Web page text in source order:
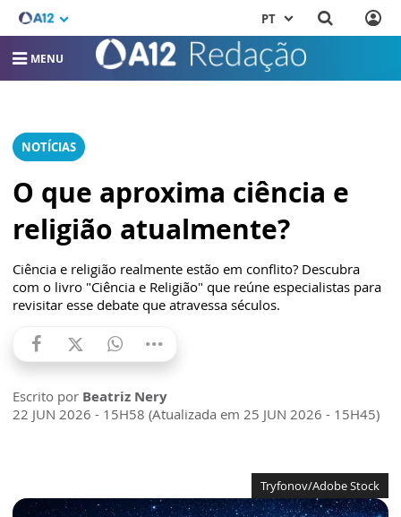
PT
MENU
NOTÍCIAS
O que aproxima ciência e
religião atualmente?
Ciência e religião realmente estão em conflito? Descubra
com o livro "Ciência e Religião" que reúne especialistas para
revisitar esse debate que atravessa séculos.
Escrito por Beatriz Nery
22 JUN 2026 - 15H58 (Atualizada em 25 JUN 2026 - 15H45)
Tryfonov/Adobe Stock